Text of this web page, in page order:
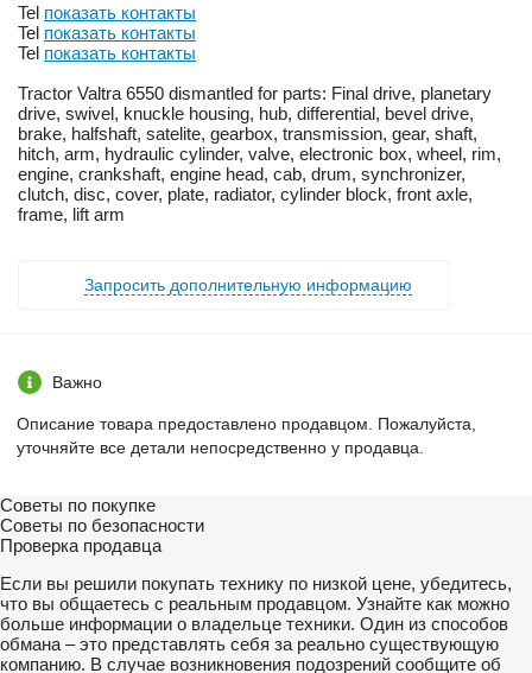
Tel показать контакты
Tel показать контакты
Tel показать контакты
Tractor Valtra 6550 dismantled for parts: Final drive, planetary
drive, swivel, knuckle housing, hub, differential, bevel drive,
brake, halfshaft, satelite, gearbox, transmission, gear, shaft,
hitch, arm, hydraulic cylinder, valve, electronic box, wheel, rim,
engine, crankshaft, engine head, cab, drum, synchronizer,
clutch, disc, cover, plate, radiator, cylinder block, front axle,
frame, lift arm
Запросить дополнительную информацию
Важно
Описание товара предоставлено продавцом. Пожалуйста,
уточняйте все детали непосредственно у продавца.
Советы по покупке
Советы по безопасности
Проверка продавца
Если вы решили покупать технику по низкой цене, убедитесь,
что вы общаетесь с реальным продавцом. Узнайте как можно
больше информации о владельце техники. Один из способов
обмана – это представлять себя за реально существующую
компанию. В случае возникновения подозрений сообщите об